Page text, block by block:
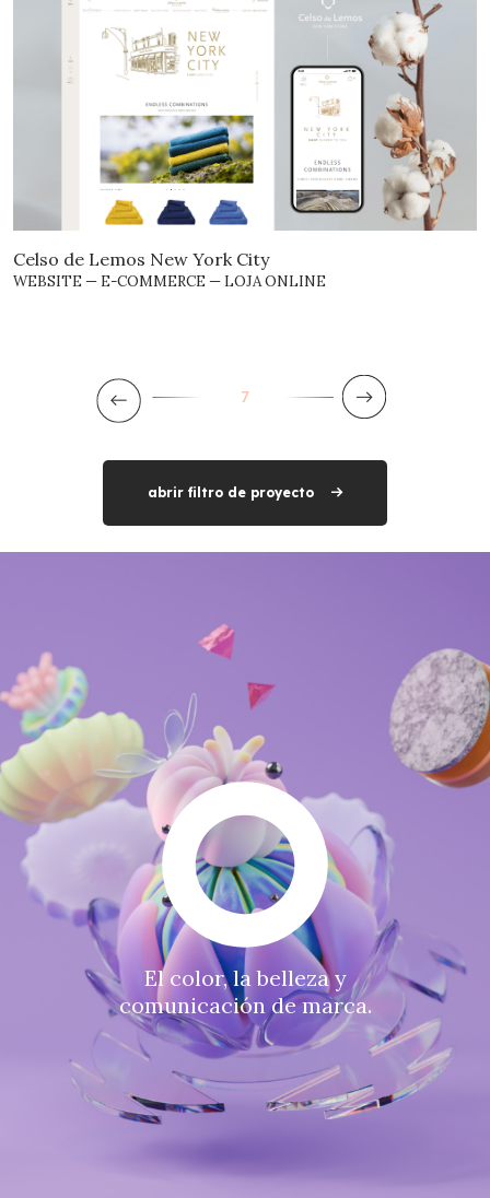
Celso de Lemos New York City
WEBSITE — E-COMMERCE — LOJA ONLINE
7
abrir filtro de proyecto
El color, la belleza y
comunicación de marca.